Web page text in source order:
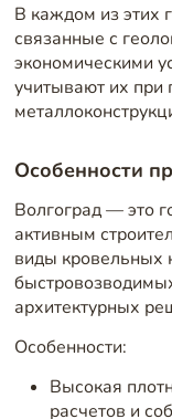
В каждом из этих
связанные с
экономическими
учитывают их при
Особенности
Волгоград — это
активным
виды кровельных
архитектурных
Особенности:
Высокая
расчетов и